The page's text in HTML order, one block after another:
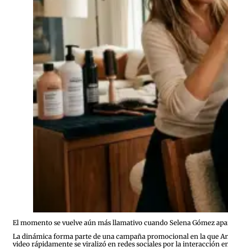
El momento se vuelve aún más llamativo cuando Selena Gómez
La dinámica forma parte de una campaña promocional en la que
video rápidamente se viralizó en redes sociales por la interacción